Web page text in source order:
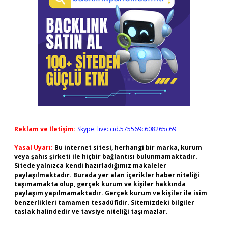
Reklam ve İletişim: Skype: live:.cid.575569c608265c69
Yasal Uyarı: Bu internet sitesi, herhangi bir marka, kurum
veya şahıs şirketi ile hiçbir bağlantısı bulunmamaktadır.
Sitede yalnızca kendi hazırladığımız makaleler
paylaşılmaktadır. Burada yer alan içerikler haber niteliği
taşımamakta olup, gerçek kurum ve kişiler hakkında
paylaşım yapılmamaktadır. Gerçek kurum ve kişiler ile isim
benzerlikleri tamamen tesadüfidir. Sitemizdeki bilgiler
taslak halindedir ve tavsiye niteliği taşımazlar.